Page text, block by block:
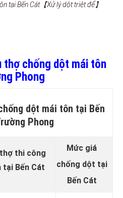
tại Bến Cát【Xử lý dột triệt để】
thợ chống dột mái tôn
Phong
dột mái tôn tại Bến
Phong
thi công
Bến Cát
Mức giá
chống dột tại
Bến Cát